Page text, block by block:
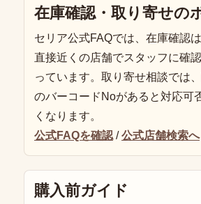
在庫確認・取り寄せの
セリア公式FAQでは、在庫確認
直接近くの店舗でスタッフに確
っています。取り寄せ相談では
のバーコードNoがあると対応可
くなります。
公式FAQを確認 /公式店舗検索へ
購入前ガイド